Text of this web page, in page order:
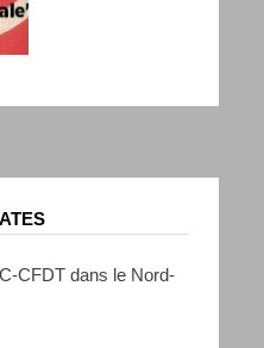
CFDT dans le Nord-